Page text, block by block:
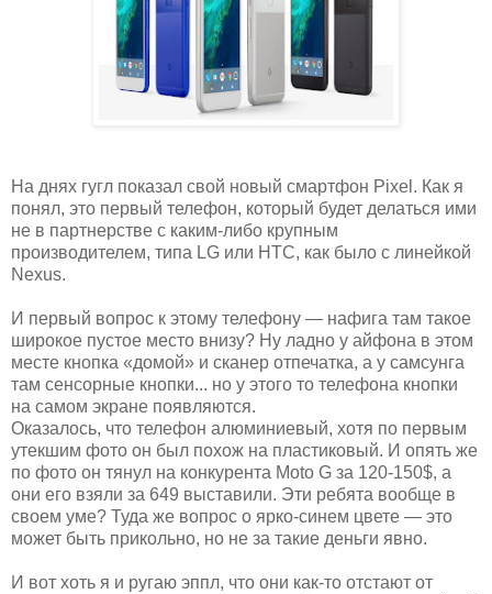
На днях гугл показал свой новый смартфон Pixel. Как я
понял, это первый телефон, который будет делаться ими
не в партнерстве с каким-либо крупным
производителем, типа LG или HTC, как было с линейкой
Nexus.
И первый вопрос к этому телефону — нафига там такое
широкое пустое место внизу? Ну ладно у айфона в этом
месте кнопка «домой» и сканер отпечатка, а у самсунга
там сенсорные кнопки... но у этого то телефона кнопки
на самом экране появляются.
Оказалось, что телефон алюминиевый, хотя по первым
утекшим фото он был похож на пластиковый. И опять же
по фото он тянул на конкурента Moto G за 120-150$, а
они его взяли за 649 выставили. Эти ребята вообще в
своем уме? Туда же вопрос о ярко-синем цвете — это
может быть прикольно, но не за такие деньги явно.
И вот хоть я и ругаю эппл, что они как-то отстают от